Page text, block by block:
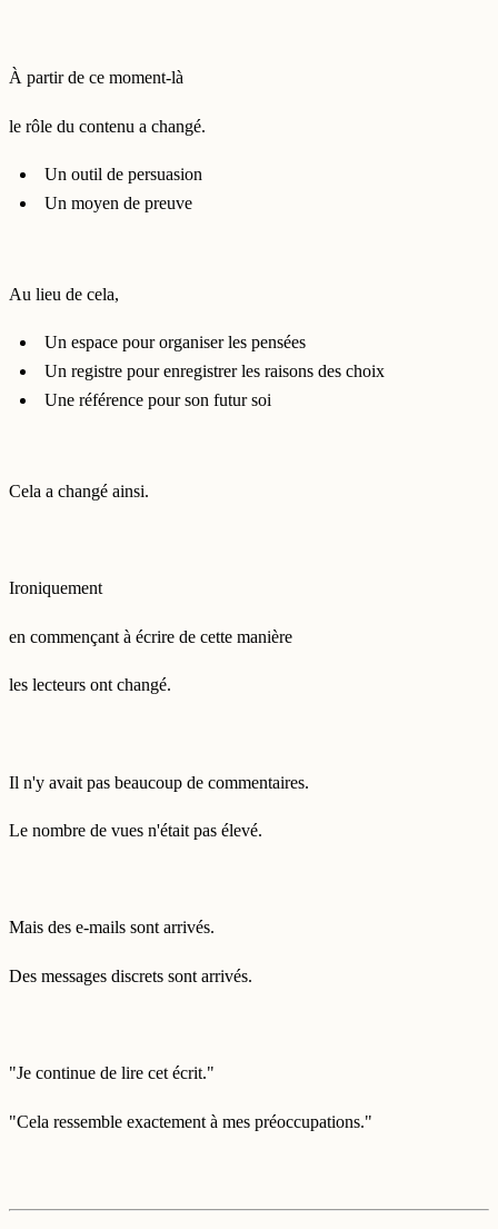
À partir de ce moment-là
le rôle du contenu a changé.
Un outil de persuasion
Un moyen de preuve
Au lieu de cela,
Un espace pour organiser les pensées
Un registre pour enregistrer les raisons des choix
Une référence pour son futur soi
Cela a changé ainsi.
Ironiquement
en commençant à écrire de cette manière
les lecteurs ont changé.
Il n'y avait pas beaucoup de commentaires.
Le nombre de vues n'était pas élevé.
Mais des e-mails sont arrivés.
Des messages discrets sont arrivés.
"Je continue de lire cet écrit."
"Cela ressemble exactement à mes préoccupations."